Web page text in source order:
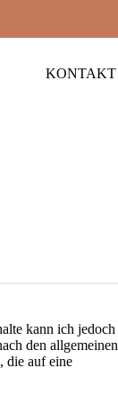
KONTAKT
kann ich jedoch
den allgemeinen
die auf eine